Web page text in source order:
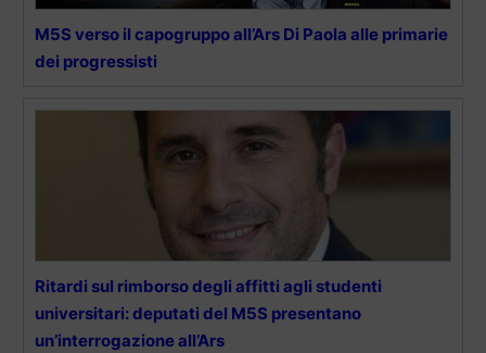
M5S verso il capogruppo all’Ars Di Paola alle primarie
dei progressisti
Ritardi sul rimborso degli affitti agli studenti
universitari: deputati del M5S presentano
un’interrogazione all’Ars